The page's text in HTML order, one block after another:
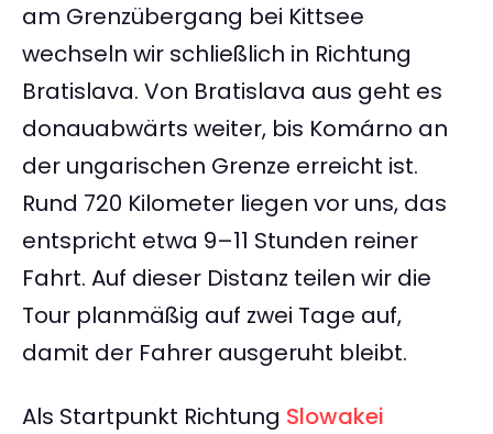
am Grenzübergang bei Kittsee
wechseln wir schließlich in Richtung
Bratislava. Von Bratislava aus geht es
donauabwärts weiter, bis Komárno an
der ungarischen Grenze erreicht ist.
Rund 720 Kilometer liegen vor uns, das
entspricht etwa 9–11 Stunden reiner
Fahrt. Auf dieser Distanz teilen wir die
Tour planmäßig auf zwei Tage auf,
damit der Fahrer ausgeruht bleibt.
Als Startpunkt Richtung Slowakei